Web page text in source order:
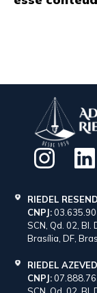
RIEDEL
CNPJ:
SCN, Qd. 02, Bl.
Brasília, DF,
RIEDEL
CNPJ: